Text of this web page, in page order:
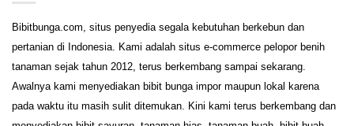
Bibitbunga.com, situs penyedia segala kebutuhan berkebun dan
pertanian di Indonesia. Kami adalah situs e-commerce pelopor benih
tanaman sejak tahun 2012, terus berkembang sampai sekarang.
Awalnya kami menyediakan bibit bunga impor maupun lokal karena
pada waktu itu masih sulit ditemukan. Kini kami terus berkembang dan